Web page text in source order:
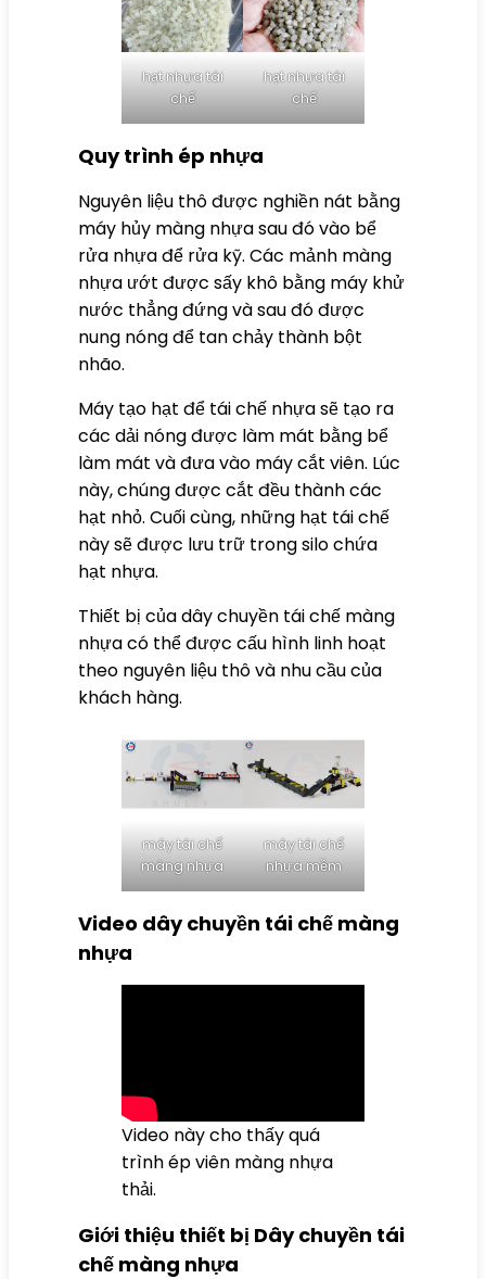
hạt nhựa tái
chế
hạt nhựa tái
chế
Quy trình ép nhựa
Nguyên liệu thô được nghiền nát bằng
máy hủy màng nhựasau đó vào bể
rửa nhựa để rửa kỹ. Các mảnh màng
nhựa ướt được sấy khô bằng máy khử
nước thẳng đứng và sau đó được
nung nóng để tan chảy thành bột
nhão.
Máy tạo hạt để tái chế nhựa sẽ tạo ra
các dải nóng được làm mát bằng bể
làm mát và đưa vào máy cắt viên. Lúc
này, chúng được cắt đều thành các
hạt nhỏ. Cuối cùng, những hạt tái chế
này sẽ được lưu trữ trong silo chứa
hạt nhựa.
Thiết bị của dây chuyền tái chế màng
nhựa có thể được cấu hình linh hoạt
theo nguyên liệu thô và nhu cầu của
khách hàng.
máy tái chế
màng nhựa
máy tái chế
nhựa mềm
Video dây chuyền tái chế màng
nhựa
Video này cho thấy quá
trình ép viên màng nhựa
thải.
Giới thiệu thiết bị Dây chuyền tái
chế màng nhựa